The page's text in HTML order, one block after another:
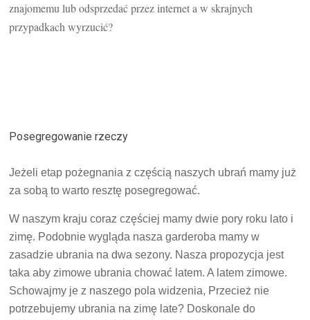
znajomemu lub odsprzedać przez internet a w skrajnych
przypadkach wyrzucić?
Posegregowanie rzeczy
Jeżeli etap pożegnania z częścią naszych ubrań mamy już
za sobą to warto resztę posegregować.
W naszym kraju coraz częściej mamy dwie pory roku lato i
zimę. Podobnie wygląda nasza garderoba mamy w
zasadzie ubrania na dwa sezony. Nasza propozycja jest
taka aby zimowe ubrania chować latem. A latem zimowe.
Schowajmy je z naszego pola widzenia, Przecież nie
potrzebujemy ubrania na zimę late? Doskonale do